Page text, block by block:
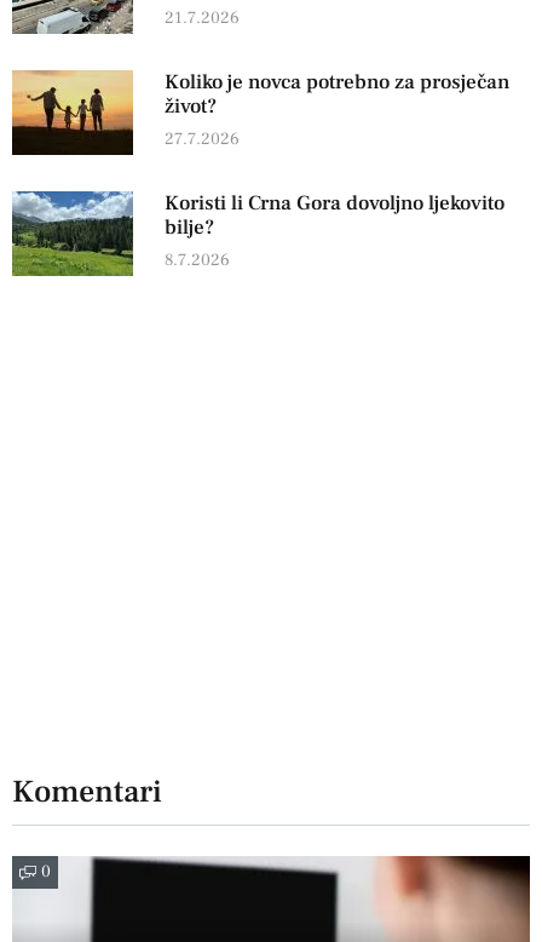
21.7.2026
Koliko je novca potrebno za prosječan
život?
27.7.2026
Koristi li Crna Gora dovoljno ljekovito
bilje?
8.7.2026
Komentari
0